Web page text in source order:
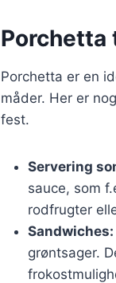
Porchetta
Porchetta er en
måder. Her er
fest.
Servering
sauce, som
rodfrugter
Sandwiches:
grøntsager.